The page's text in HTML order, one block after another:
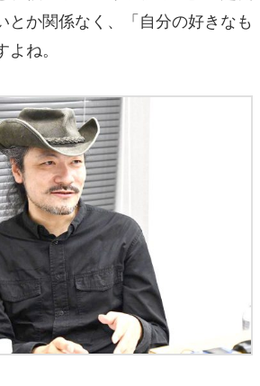
とか関係なく、「自分の好きなも
ね。